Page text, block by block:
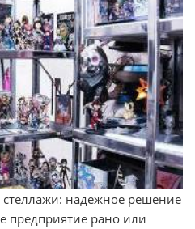
надежное решение
предприятие рано или